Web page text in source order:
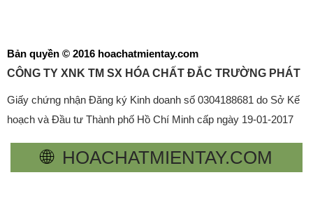
Bản quyền © 2016 hoachatmientay.com
CÔNG TY XNK TM SX HÓA CHẤT ĐẮC TRƯỜNG PHÁT
Giấy chứng nhận Đăng ký Kinh doanh số 0304188681 do Sở Kế
hoạch và Đầu tư Thành phố Hồ Chí Minh cấp ngày 19-01-2017
🌐 HOACHATMIENTAY.COM